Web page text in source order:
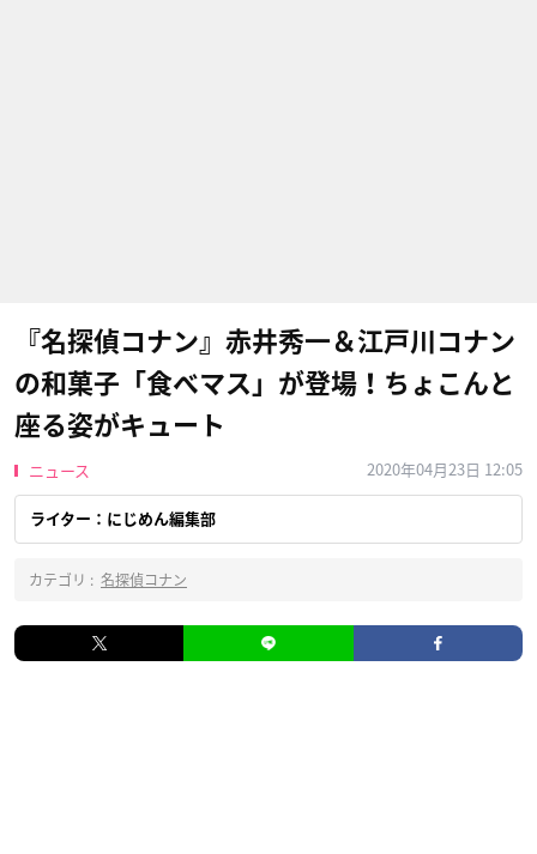
『名探偵コナン』赤井秀一＆江戸川コナン
の和菓子「食べマス」が登場！ちょこんと
座る姿がキュート
ニュース 2020年04月23日 12:05
ライター：にじめん編集部
カテゴリ : 名探偵コナン